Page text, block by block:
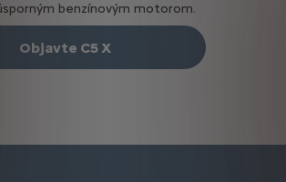
benzínovým motorom.
Objavte C5 X